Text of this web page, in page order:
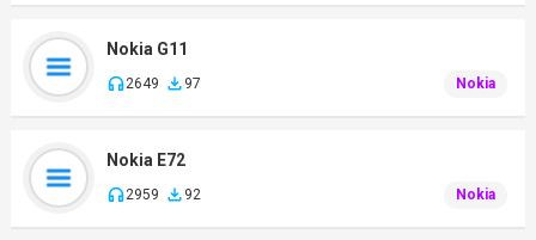
Nokia G11
2649 97 Nokia
Nokia E72
2959 92 Nokia